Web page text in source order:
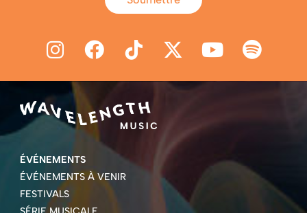
ÉVÉNEMENTS
ÉVÉNEMENTS À VENIR
FESTIVALS